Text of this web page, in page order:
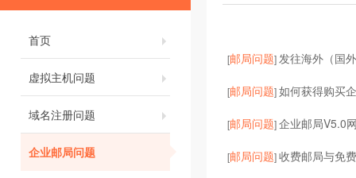
首页
虚拟主机问题
域名注册问题
企业邮局问题
[邮局问题]发往海外（国
[邮局问题]如何获得购买
[邮局问题]企业邮局V5.0
[邮局问题]收费邮局与免